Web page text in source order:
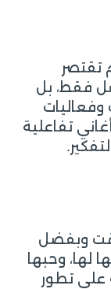
تقتصر
فقط، بل
تفاعلية
وبفضل
لها، وحبها
على تطور